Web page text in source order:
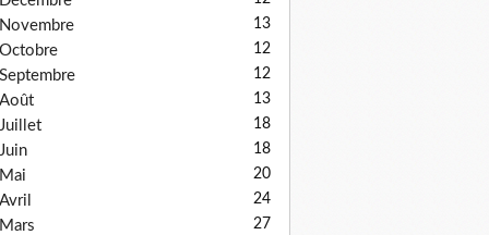
Novembre 13
Octobre 12
Septembre 12
Août 13
Juillet 18
Juin 18
Mai 20
Avril 24
Mars 27